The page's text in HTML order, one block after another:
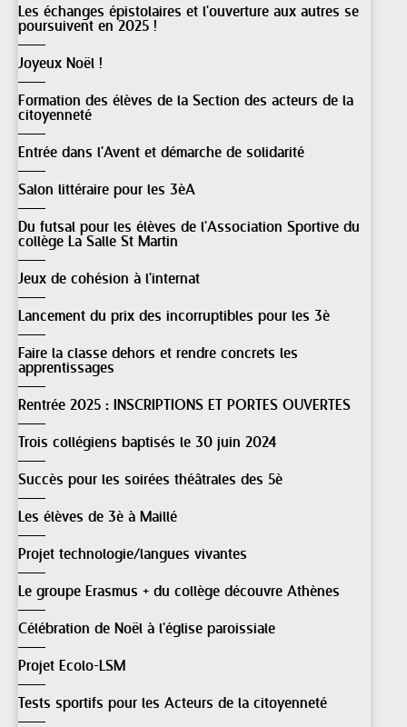
Les échanges épistolaires et l'ouverture aux autres se
poursuivent en 2025 !
Joyeux Noël !
Formation des élèves de la Section des acteurs de la
citoyenneté
Entrée dans l'Avent et démarche de solidarité
Salon littéraire pour les 3èA
Du futsal pour les élèves de l'Association Sportive du
collège La Salle St Martin
Jeux de cohésion à l'internat
Lancement du prix des incorruptibles pour les 3è
Faire la classe dehors et rendre concrets les
apprentissages
Rentrée 2025 : INSCRIPTIONS ET PORTES OUVERTES
Trois collégiens baptisés le 30 juin 2024
Succès pour les soirées théâtrales des 5è
Les élèves de 3è à Maillé
Projet technologie/langues vivantes
Le groupe Erasmus + du collège découvre Athènes
Célébration de Noël à l'église paroissiale
Projet Ecolo-LSM
Tests sportifs pour les Acteurs de la citoyenneté